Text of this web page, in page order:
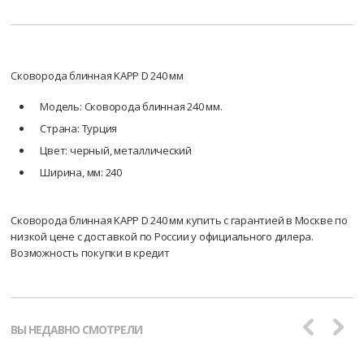
Сковорода блинная KAPP D 240 мм
Модель: Сковорода блинная 240 мм.
Страна: Турция
Цвет: черный, металлический
Ширина, мм: 240
Сковорода блинная KAPP D 240 мм купить с гарантией в Москве по
низкой цене с доставкой по России у официального дилера.
Возможность покупки в кредит
ВЫ НЕДАВНО СМОТРЕЛИ